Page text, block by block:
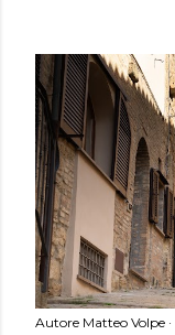
Autore Matteo Volpe